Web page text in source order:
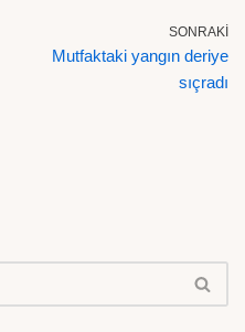
SONRAKI
Mutfaktaki yangın deriye
sıçradı